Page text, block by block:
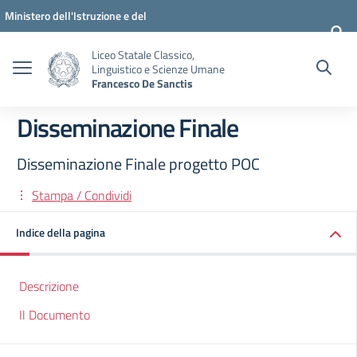
Vai ai contenuti
Vai al menu di navigazione
Vai al footer
Ministero dell'Istruzione e del
Liceo Statale Classico,
Linguistico e Scienze Umane
Francesco De Sanctis
Disseminazione Finale
Disseminazione Finale progetto POC
Stampa / Condividi
Indice della pagina
Descrizione
Il Documento